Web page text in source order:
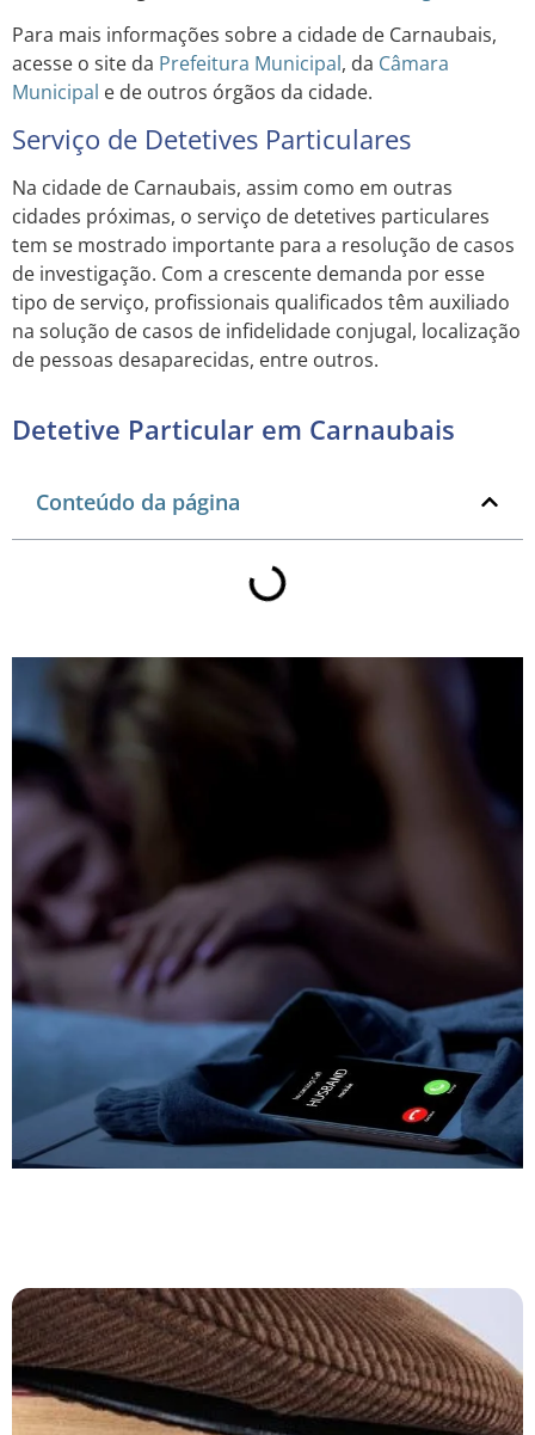
Para mais informações sobre a cidade de Carnaubais,
acesse o site da Prefeitura Municipal, da Câmara
Municipal e de outros órgãos da cidade.
Serviço de Detetives Particulares
Na cidade de Carnaubais, assim como em outras
cidades próximas, o serviço de detetives particulares
tem se mostrado importante para a resolução de casos
de investigação. Com a crescente demanda por esse
tipo de serviço, profissionais qualificados têm auxiliado
na solução de casos de infidelidade conjugal, localização
de pessoas desaparecidas, entre outros.
Detetive Particular em Carnaubais
Conteúdo da página